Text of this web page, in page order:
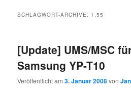
wechseln
SCHLAGWORT-ARCHIVE: 1.55
[Update] UMS/MSC
Samsung YP-T10
Veröffentlicht am3. Januar 2008von